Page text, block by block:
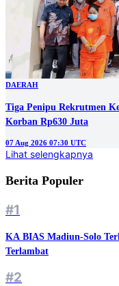
DAERAH
Tiga Penipu Rekrutmen
Korban Rp630 Juta
07 Aug 2026 07:30 UTC
Lihat selengkapnya
Berita Populer
#1
KA BIAS Madiun-Solo
Terlambat
#2